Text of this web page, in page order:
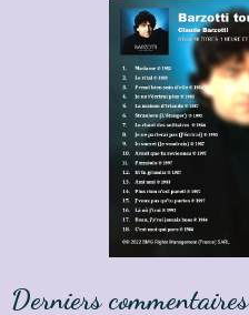
Derniers commentaires